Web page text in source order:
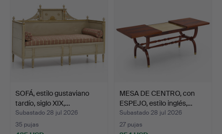
SOFÁ, estilo gustaviano
tardío, siglo XIX,…
Subastado 28 jul 2026
35 pujas
MESA DE CENTRO, con
ESPEJO, estilo inglés,…
Subastado 28 jul 2026
27 pujas